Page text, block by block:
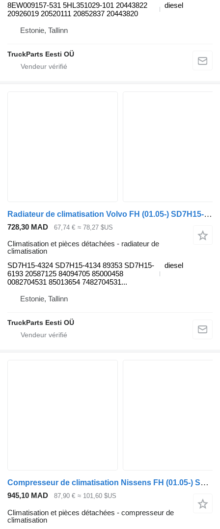
8EW009157-531 5HL351029-101 20443822
20926019 20520111 20852837 20443820
diesel
Estonie, Tallinn
TruckParts Eesti OÜ
Radiateur de climatisation Volvo FH (01.05-) SD7H15-4324 pour tracteur routier Volvo FH12, FH16, NH12, FH, VNL780 (1993-2014)
728,30 MAD 67,74 € ≈ 78,27 $US
Climatisation et pièces détachées - radiateur de
climatisation
SD7H15-4324 SD7H15-4134 89353 SD7H15-
6193 20587125 84094705 85000458
0082704531 85013654 7482704531...
diesel
Estonie, Tallinn
TruckParts Eesti OÜ
Compresseur de climatisation Nissens FH (01.05-) SD7H15-4324 pour tracteur routier Volvo FH12, FH16, NH12, FH, VNL780 (1993-2014)
945,10 MAD 87,90 € ≈ 101,60 $US
Climatisation et pièces détachées - compresseur de
climatisation